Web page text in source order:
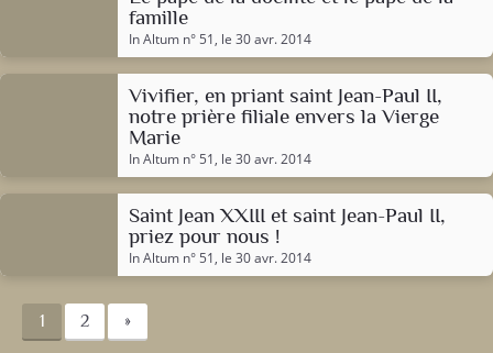
famille
In Altum n° 51, le 30 avr. 2014
Vivifier, en priant saint Jean-Paul II,
notre prière filiale envers la Vierge
Marie
In Altum n° 51, le 30 avr. 2014
Saint Jean XXIII et saint Jean-Paul II,
priez pour nous !
In Altum n° 51, le 30 avr. 2014
1 2 »